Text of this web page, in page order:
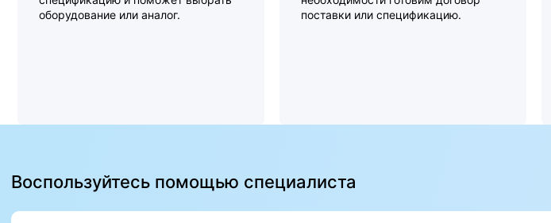
оборудование или аналог.
поставки или спецификацию.
Воспользуйтесь помощью специалиста